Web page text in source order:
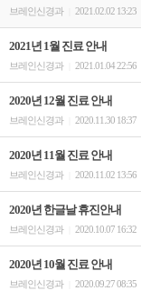
브레인신경과 2021.02.02 13:23
2021년 1월 진료 안내
브레인신경과 2021.01.04 22:56
2020년 12월 진료 안내
브레인신경과 2020.11.30 18:37
2020년 11월 진료 안내
브레인신경과 2020.11.02 13:56
2020년 한글날 휴진안내
브레인신경과 2020.10.07 16:32
2020년 10월 진료 안내
브레인신경과 2020.09.27 08:35